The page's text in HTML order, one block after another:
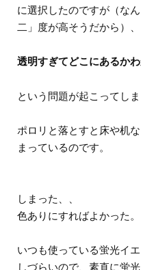
に選択したのですが（な
二」度が高そうだから）、
透明すぎてどこにあるか
という問題が起こってしま
ポロリと落とすと床や机
まっているのです。
しまった、、
色ありにすればよかった。
いつも使っている蛍光イ
しづらいので、素直に蛍